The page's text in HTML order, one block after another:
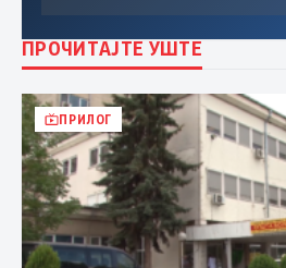
ПРОЧИТАЈТЕ УШТЕ
ПРИЛОГ